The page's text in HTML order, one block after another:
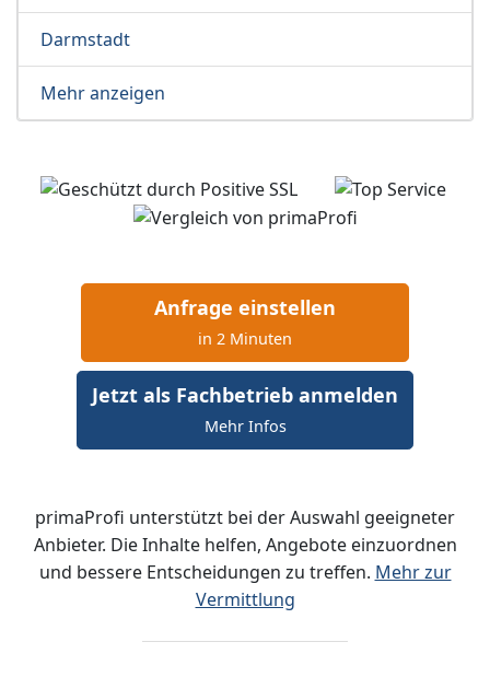
Darmstadt
Mehr anzeigen
Anfrage einstellen
in 2 Minuten
Jetzt als Fachbetrieb anmelden
Mehr Infos
primaProfi unterstützt bei der Auswahl geeigneter
Anbieter. Die Inhalte helfen, Angebote einzuordnen
und bessere Entscheidungen zu treffen. Mehr zur
Vermittlung